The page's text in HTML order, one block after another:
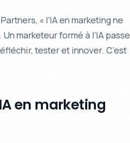
« l’IA en marketing ne
marketeur formé à l’IA passe
tester et innover. C’est
en marketing